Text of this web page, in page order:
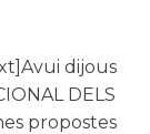
dijous
DELS
propostes